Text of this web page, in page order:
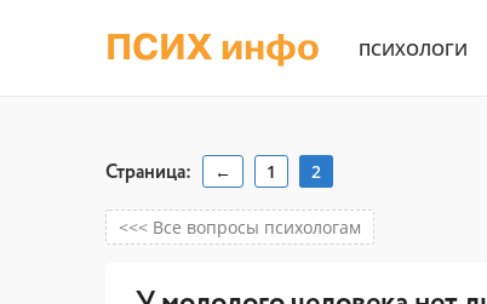
ПСИХ инфо ПСИХОЛОГИ
Страница: ← 1 2
<<< Все вопросы психологам